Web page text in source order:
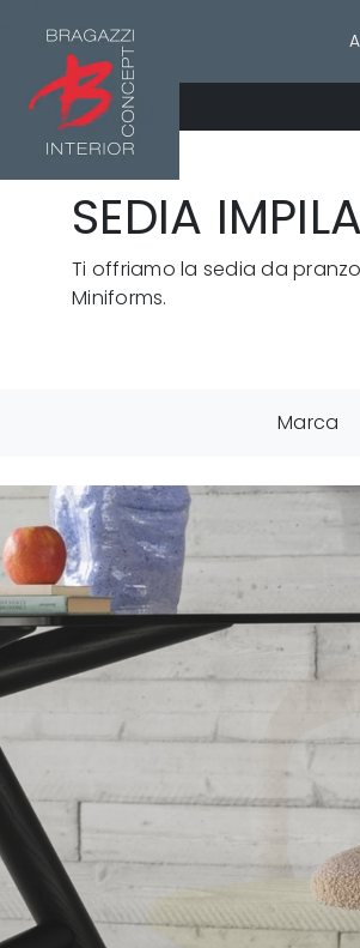
SEDIA
Ti offriamo la sedia da
Miniforms.
Marca